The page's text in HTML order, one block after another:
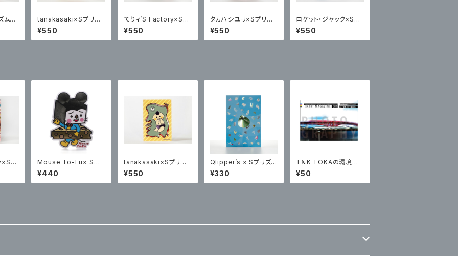
ムプ
tanakasaki×Sプリズ
ムプリント ポステッカー
¥550
てりィ’S Factory×Sプ
リズムプリント ポステッ
カー
¥550
タカハシユリ×Sプリズ
ムプリント ポステッカー
¥550
ロケット・ジャック×Sプ
リズムプリント ポステッ
カー
¥550
プ
Mouse To-Fu× Sプ
リズムプリント ステッカ
ー
¥440
tanakasaki×Sプリズ
ムプリント ポステッカー
¥550
Qlipper’s × Sプリズム
プリント
¥330
T＆K TOKAの環境に
配慮したバイオマスイン
キ含む6色のインキと、1
6の写真をキーワードと
¥50